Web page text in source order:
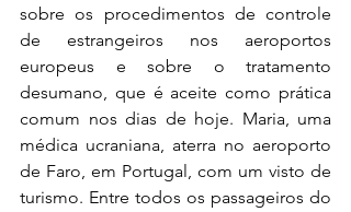
sobre os procedimentos de controle
de estrangeiros nos aeroportos
europeus e sobre o tratamento
desumano, que é aceite como prática
comum nos dias de hoje. Maria, uma
médica ucraniana, aterra no aeroporto
de Faro, em Portugal, com um visto de
turismo. Entre todos os passageiros do